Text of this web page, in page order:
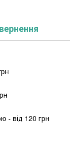
- від 120 грн